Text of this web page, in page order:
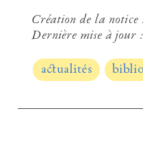
Création de la notice
Dernière mise à jour :
actualités